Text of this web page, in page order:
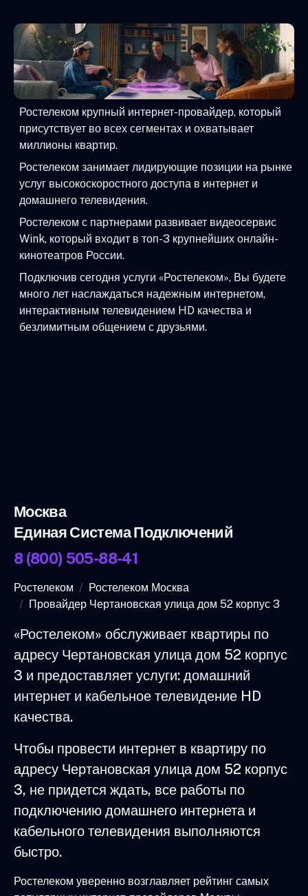
Ростелеком крупный интернет-провайдер, который
присутствует во всех сегментах и охватывает
миллионы квартир.
Ростелеком занимает лидирующие позиции на рынке
услуг высокоскоростного доступа в интернет и
домашнего телевидения.
Ростелеком с партнерами развивает видеосервис
Wink, который входит в топ-3 крупнейших онлайн-
кинотеатров России.
Подключив сегодня услуги «Ростелеком», Вы будете
много лет наслаждаться надежным интернетом,
интерактивным телевидением HD качества и
безлимитным общением с друзьями.
Москва
Единая Система Подключений
8 (800) 505-88-41
Ростелеком
Ростелеком Москва
Провайдер Чертановская улица дом 52 корпус 3
«Ростелеком» обслуживает квартиры по
адресу Чертановская улица дом 52 корпус
3 и предоставляет услуги: домашний
интернет и кабельное телевидение HD
качества.
Чтобы провести интернет в квартиру по
адресу Чертановская улица дом 52 корпус
3, не придется ждать, все работы по
подключению домашнего интернета и
кабельного телевидения выполняются
быстро.
Ростелеком уверенно возглавляет рейтинг самых